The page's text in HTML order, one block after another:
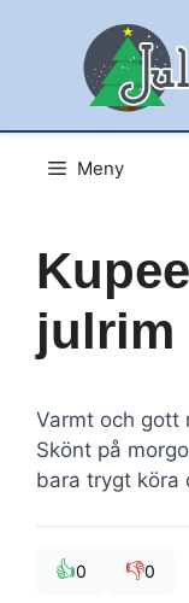
Meny
julrim
Varmt och gott
Skönt på
bara trygt köra
👍0 👎0